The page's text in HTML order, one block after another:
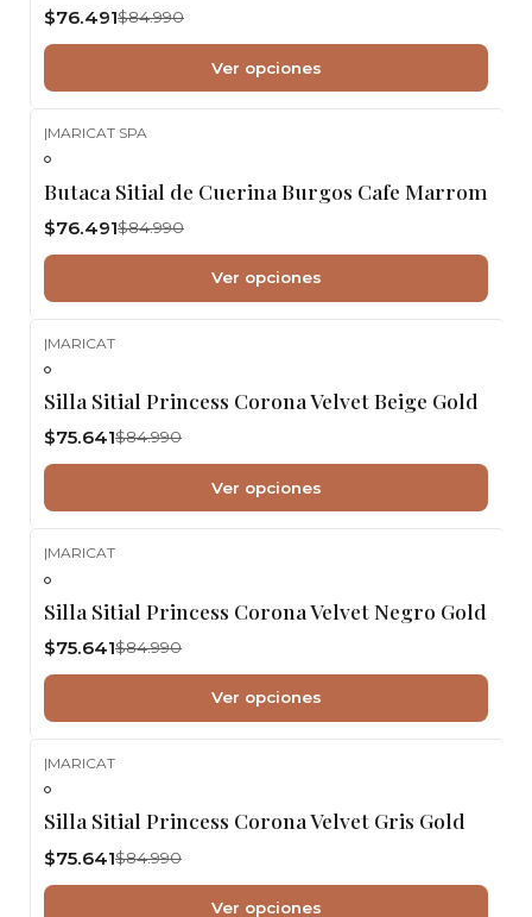
$76.491$84.990
Ver opciones
|MARICAT SPA
Butaca Sitial de Cuerina Burgos Cafe Marrom
$76.491$84.990
Ver opciones
|MARICAT
Silla Sitial Princess Corona Velvet Beige Gold
$75.641$84.990
Ver opciones
|MARICAT
Silla Sitial Princess Corona Velvet Negro Gold
$75.641$84.990
Ver opciones
|MARICAT
Silla Sitial Princess Corona Velvet Gris Gold
$75.641$84.990
Ver opciones